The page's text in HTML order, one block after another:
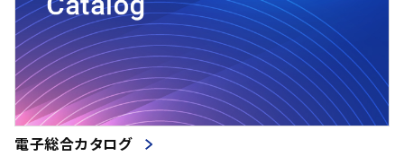
電子総合カタログ